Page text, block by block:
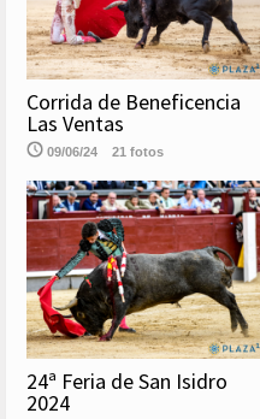
Corrida de Beneficencia
Las Ventas
09/06/24 21 fotos
24ª Feria de San Isidro
2024